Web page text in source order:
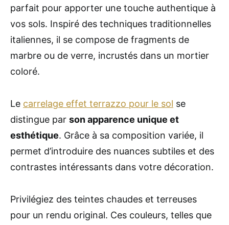
parfait pour apporter une touche authentique à
vos sols. Inspiré des techniques traditionnelles
italiennes, il se compose de fragments de
marbre ou de verre, incrustés dans un mortier
coloré.
Le carrelage effet terrazzo pour le sol se
distingue par son apparence unique et
esthétique. Grâce à sa composition variée, il
permet d’introduire des nuances subtiles et des
contrastes intéressants dans votre décoration.
Privilégiez des teintes chaudes et terreuses
pour un rendu original. Ces couleurs, telles que